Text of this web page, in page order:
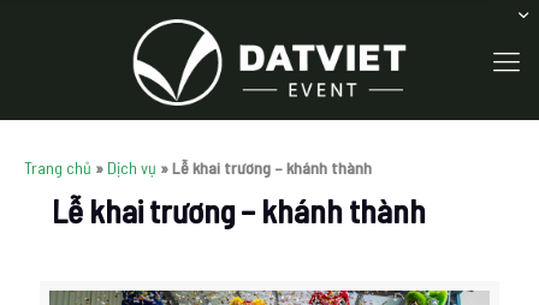
Trang chủ » Dịch vụ »Lễ khai trương – khánh thành
Lễ khai trương – khánh thành